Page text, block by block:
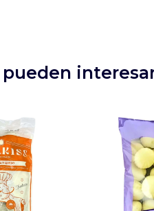
de
Queso.
Papa y